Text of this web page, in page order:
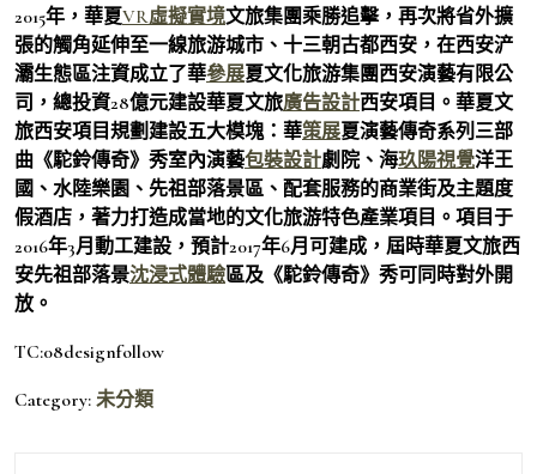
2015年，華夏VR虛擬實境文旅集團乘勝追擊，再次將省外擴
張的觸角延伸至一線旅游城市、十三朝古都西安，在西安浐
灞生態區注資成立了華參展夏文化旅游集團西安演藝有限公
司，總投資28億元建設華夏文旅廣告設計西安項目。華夏文
旅西安項目規劃建設五大模塊：華策展夏演藝傳奇系列三部
曲《駝鈴傳奇》秀室內演藝包裝設計劇院、海玖陽視覺洋王
國、水陸樂園、先祖部落景區、配套服務的商業街及主題度
假酒店，著力打造成當地的文化旅游特色產業項目。項目于
2016年3月動工建設，預計2017年6月可建成，屆時華夏文旅西
安先祖部落景沈浸式體驗區及《駝鈴傳奇》秀可同時對外開
放。
TC:08designfollow
Category: 未分類